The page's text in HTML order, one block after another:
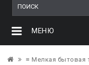
МЕНЮ
≡ Мелкая бытовая